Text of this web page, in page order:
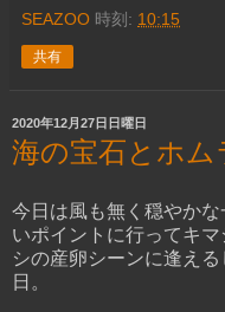
SEAZOO 時刻: 10:15
共有
2020年12月27日日曜日
海の宝石とホム
今日は風も無く穏やか
いポイントに行ってキ
シの産卵シーンに逢え
日。